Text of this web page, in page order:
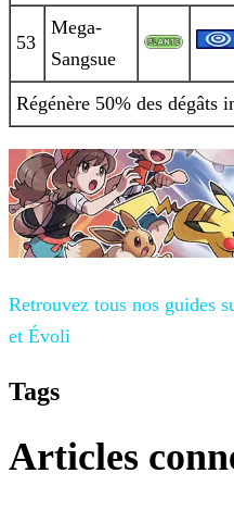
53
Mega-
Sangsue
Régénère 50% des dégâts
Retrouvez tous nos guides
et Évoli
Tags
Articles